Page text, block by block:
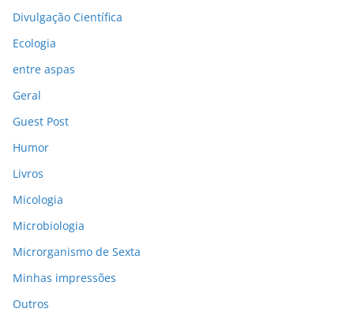
Divulgação Científica
Ecologia
entre aspas
Geral
Guest Post
Humor
Livros
Micologia
Microbiologia
Microrganismo de Sexta
Minhas impressões
Outros